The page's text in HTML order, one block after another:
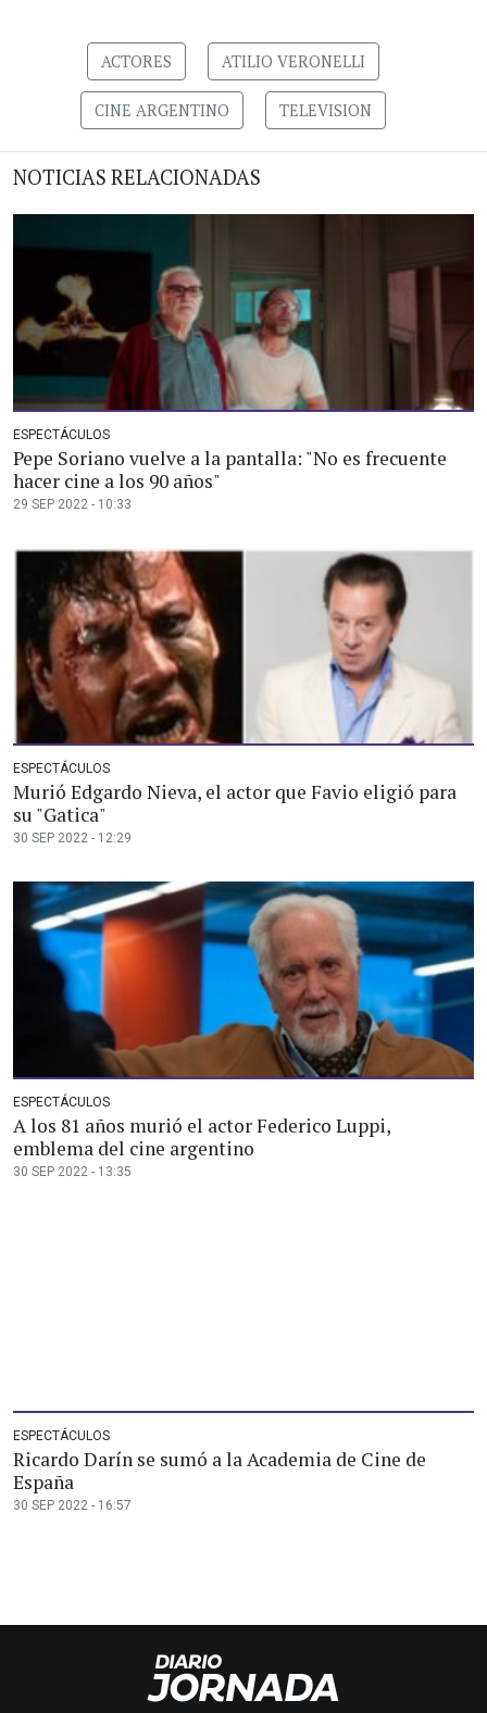
ACTORES ATILIO VERONELLI
CINE ARGENTINO TELEVISION
NOTICIAS RELACIONADAS
ESPECTÁCULOS
Pepe Soriano vuelve a la pantalla: "No es frecuente
hacer cine a los 90 años"
29 SEP 2022 - 10:33
ESPECTÁCULOS
Murió Edgardo Nieva, el actor que Favio eligió para
su "Gatica"
30 SEP 2022 - 12:29
ESPECTÁCULOS
A los 81 años murió el actor Federico Luppi,
emblema del cine argentino
30 SEP 2022 - 13:35
ESPECTÁCULOS
Ricardo Darín se sumó a la Academia de Cine de
España
30 SEP 2022 - 16:57